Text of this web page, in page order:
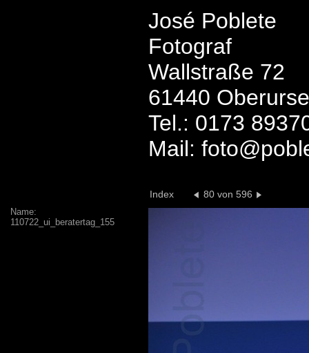
José Poblete
Fotograf
Wallstraße 72
61440
Tel.: 0173
Mail:
Index 80 von 596
Name:
110722_ui_beratertag_155